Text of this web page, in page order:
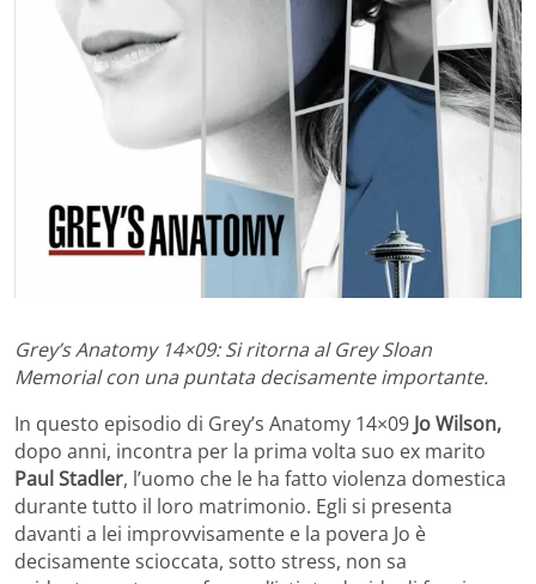
Grey’s Anatomy 14×09: Si ritorna al Grey Sloan
Memorial con una puntata decisamente importante.
In questo episodio di Grey’s Anatomy 14×09 Jo Wilson,
dopo anni, incontra per la prima volta suo ex marito
Paul Stadler, l’uomo che le ha fatto violenza domestica
durante tutto il loro matrimonio. Egli si presenta
davanti a lei improvvisamente e la povera Jo è
decisamente scioccata, sotto stress, non sa